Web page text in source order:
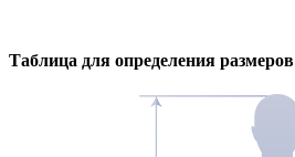
Таблица для определения размеров